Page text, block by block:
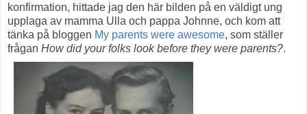
konfirmation, hittade jag den här bilden på en väldigt ung
upplaga av mamma Ulla och pappa Johnne, och kom att
tänka på bloggen My parents were awesome, som ställer
frågan How did your folks look before they were parents?.